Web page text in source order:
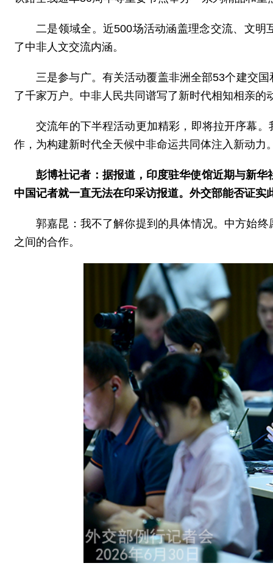
二是领域全。近500场活动涵盖理念交流、文
了中非人文交流内涵。
三是参与广。有关活动覆盖非洲全部53个建交
了千家万户。中非人民共同谱写了新时代相知相亲的
交流年的下半程活动更加精彩，即将拉开序幕
作，为构建新时代全天候中非命运共同体注入新动力
彭博社记者：据报道，印度驻华使馆近期与新
中国记者就一直无法在印采访报道。外交部能否证
郭嘉昆：我不了解你提到的具体情况。中方始
之间的合作。